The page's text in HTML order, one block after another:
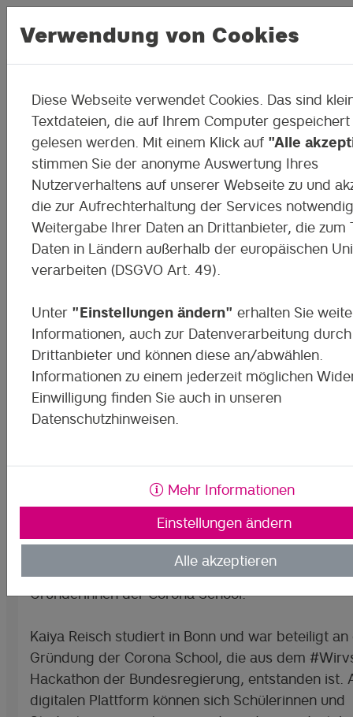
Engagement in der Krise
In der neuen Ausgabe von #50ways ist
der Plant- for- the-Planet Aktivistinnen
#Coronaschool zu Gast.
Im neuen Beitrag zu #50waystoleavethecrisis
Thomas Schmidt von Helliwood mit Nicole
Aktivistin von Plant-for-the-Planet und Schülerin.
Dreiergespräch außerdem zu Gast, Kaiya Reisch,
Gründerinnen der Corona School.
Kaiya Reisch studiert in Bonn und war beteiligt an
Gründung der Corona School, die aus dem
Hackathon der Bundesregierung, entstanden ist.
digitalen Plattform können sich Schülerinnen und
Zustimmung erforderlich
entsprechende Vimeo-Video eingeblendet. Wir
möchten Sie darauf hinweisen, dass im Zuge
Daten an Vimeo übermittelt werden.
Soll das für alle Vimeo-Videos gelten, klicken
auf "Dauerhafte Aktivierung".
Verwendung von Cookies
Diese Webseite verwendet Cookies. Das sind
Textdateien, die auf Ihrem Computer
gelesen werden. Mit einem Klick auf "Alle
stimmen Sie der anonyme Auswertung Ihres
Nutzerverhaltens auf unserer Webseite zu und
die zur Aufrechterhaltung der Services
Weitergabe Ihrer Daten an Drittanbieter, die zum
Daten in Ländern außerhalb der europäischen
verarbeiten (DSGVO Art. 49).
Unter "Einstellungen ändern" erhalten Sie
Informationen, auch zur Datenverarbeitung durch
Drittanbieter und können diese an/abwählen.
Informationen zu einem jederzeit möglichen
Einwilligung finden Sie auch in unseren
Datenschutzhinweisen.
Mehr Informationen
Einstellungen ändern
Alle akzeptieren